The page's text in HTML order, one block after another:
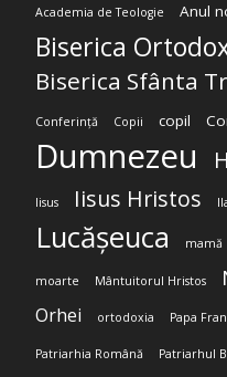
Academia de Teologie Anul
Biserica
Biserica Sfânta
Conferință Copii copil
Dumnezeu
Iisus Iisus Hristos
Lucășeuca mamă
moarte Mântuitorul Hristos
Orhei ortodoxia Papa
Patriarhia Română Patriarhul